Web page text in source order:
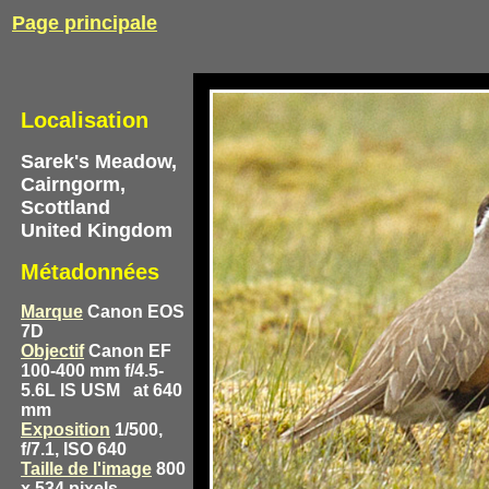
Page principale
Localisation
Sarek's Meadow,
Cairngorm,
Scottland
United Kingdom
Métadonnées
Marque Canon EOS
7D
ObjectifCanon EF
100-400 mm f/4.5-
5.6L IS USM
at 640
mm
Exposition 1/500,
f/7.1, ISO 640
Taille de l'image 800